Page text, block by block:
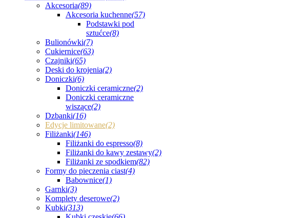
Akcesoria(89)
Akcesoria kuchenne(57)
Podstawki pod
sztućce(8)
Bulionówki(7)
Cukiernice(63)
Czajniki(65)
Deski do krojenia(2)
Doniczki(6)
Doniczki ceramiczne(2)
Doniczki ceramiczne
wiszące(2)
Dzbanki(16)
Edycje limitowane(2)
Filiżanki(146)
Filiżanki do espresso(8)
Filiżanki do kawy zestawy(2)
Filiżanki ze spodkiem(82)
Formy do pieczenia ciast(4)
Babownice(1)
Garnki(3)
Komplety deserowe(2)
Kubki(313)